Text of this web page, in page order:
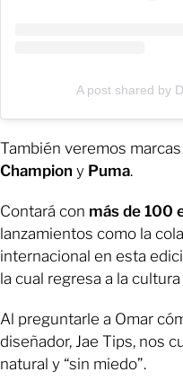
A post shared by
También veremos
Champion y Puma.
Contará con más de 100
lanzamientos como la
internacional en esta
la cual regresa a la
Al preguntarle a Omar
diseñador, Jae Tips, nos
natural y “sin miedo”.